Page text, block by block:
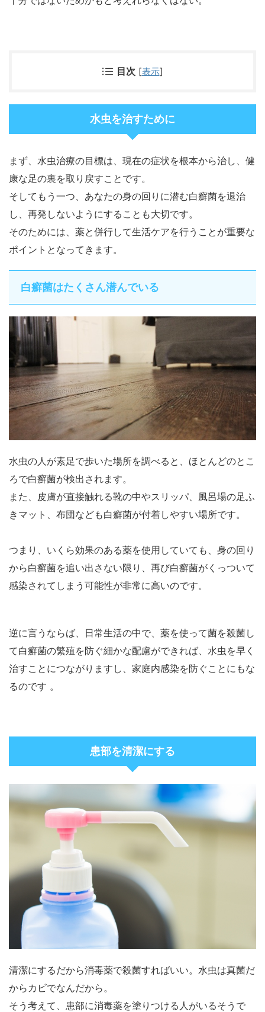
目次 [表示]
水虫を治すために
まず、水虫治療の目標は、現在の症状を根本から治し、健
康な足の裏を取り戻すことです。
そしてもう一つ、あなたの身の回りに潜む白癬菌を退治
し、再発しないようにすることも大切です。
そのためには、薬と併行して生活ケアを行うことが重要な
ポイントとなってきます。
白癬菌はたくさん潜んでいる
水虫の人が素足で歩いた場所を調べると、ほとんどのとこ
ろで白癬菌が検出されます。
また、皮膚が直接触れる靴の中やスリッパ、風呂場の足ふ
きマット、布団なども白癬菌が付着しやすい場所です。
つまり、いくら効果のある薬を使用していても、身の回り
から白癬菌を追い出さない限り、再び白癬菌がくっついて
感染されてしまう可能性が非常に高いのです。
逆に言うならば、日常生活の中で、薬を使って菌を殺菌し
て白癬菌の繁殖を防ぐ細かな配慮ができれば、 水虫を早く
治すことにつながりますし、家庭内感染を防ぐことにもな
るのです 。
患部を清潔にする
清潔にするだから消毒薬で殺菌すればいい。水虫は真菌だ
からカビでなんだから。
そう考えて、患部に消毒薬を塗りつける人がいるそうで